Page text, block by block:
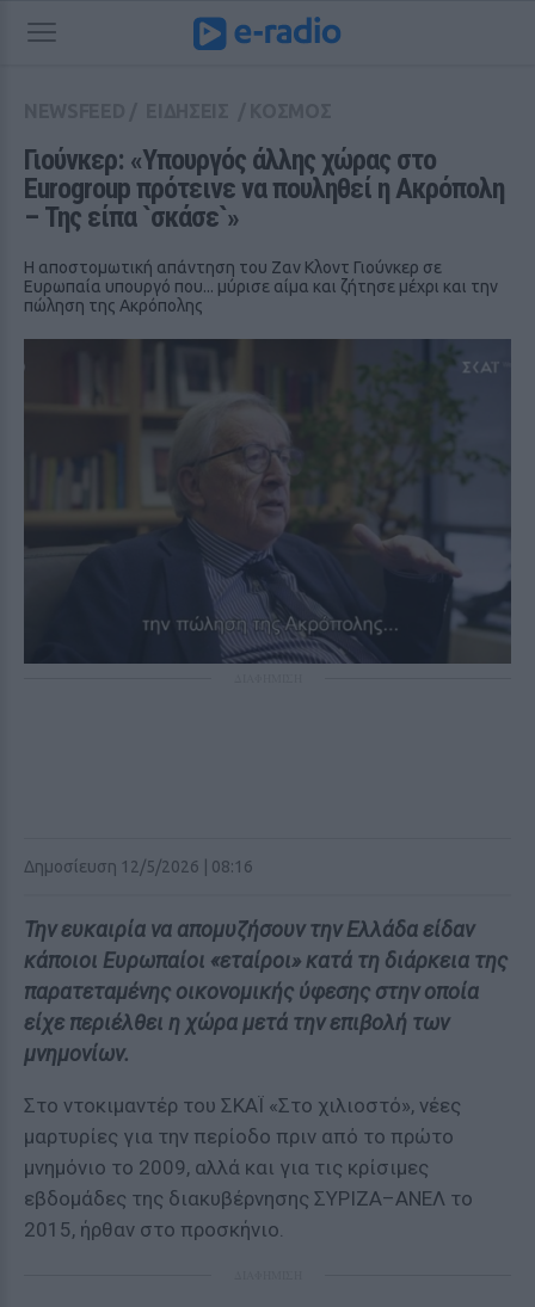
Γιούνκερ: «Υπουργός άλλης χώρας στο
Eurogroup πρότεινε να πουληθεί η Ακρόπολη
– Της είπα `σκάσε`»
Η αποστομωτική απάντηση του Ζαν Κλοντ Γιούνκερ σε
Ευρωπαία υπουργό που... μύρισε αίμα και ζήτησε μέχρι και την
πώληση της Ακρόπολης
Δημοσίευση 12/5/2026 | 08:16
Την ευκαιρία να απομυζήσουν την Ελλάδα είδαν
κάποιοι Ευρωπαίοι «εταίροι» κατά τη διάρκεια της
παρατεταμένης οικονομικής ύφεσης στην οποία
είχε περιέλθει η χώρα μετά την επιβολή των
μνημονίων.
Στο ντοκιμαντέρ του ΣΚΑΪ «Στο χιλιοστό», νέες
μαρτυρίες για την περίοδο πριν από το πρώτο
μνημόνιο το 2009, αλλά και για τις κρίσιμες
εβδομάδες της διακυβέρνησης ΣΥΡΙΖΑ–ΑΝΕΛ το
2015, ήρθαν στο προσκήνιο.